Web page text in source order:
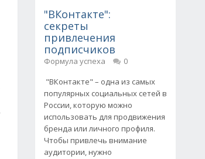
"ВКонтакте":
секреты
привлечения
подписчиков
Формула успеха
0
"ВКонтакте" – одна из самых
популярных социальных сетей в
России, которую можно
использовать для продвижения
бренда или личного профиля.
Чтобы привлечь внимание
аудитории, нужно